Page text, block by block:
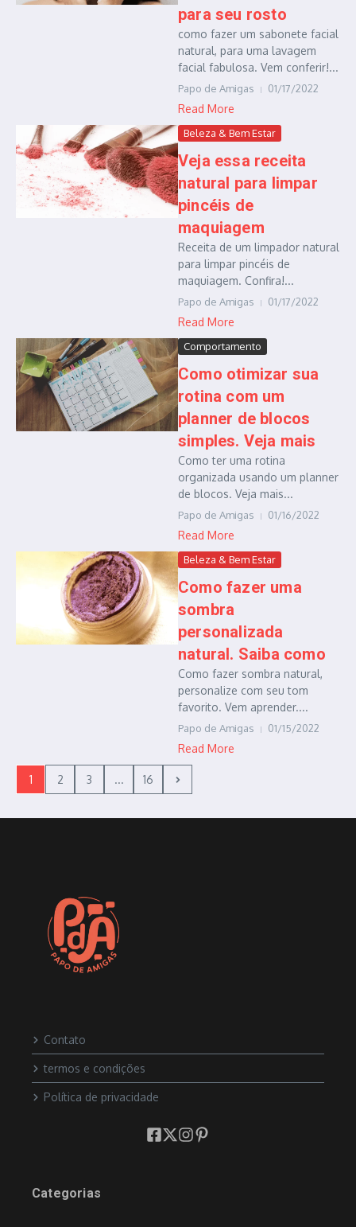
para seu rosto
como fazer um sabonete facial
natural, para uma lavagem
facial fabulosa. Vem conferir!...
Papo de Amigas 01/17/2022
Read More
Beleza & Bem Estar
Veja essa receita
natural para limpar
pincéis de
maquiagem
Receita de um limpador natural
para limpar pincéis de
maquiagem. Confira!...
Papo de Amigas 01/17/2022
Read More
Comportamento
Como otimizar sua
rotina com um
planner de blocos
simples. Veja mais
Como ter uma rotina
organizada usando um planner
de blocos. Veja mais...
Papo de Amigas 01/16/2022
Read More
Beleza & Bem Estar
Como fazer uma
sombra
personalizada
natural. Saiba como
Como fazer sombra natural,
personalize com seu tom
favorito. Vem aprender....
Papo de Amigas 01/15/2022
Read More
1 2 3 ... 16
Contato
termos e condições
Política de privacidade
Categorias